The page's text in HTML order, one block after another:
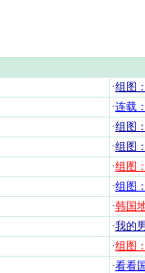
·组图
·连载
·组图
·组图
·组图
·组图
·韩国
·我的
·组图
·看看